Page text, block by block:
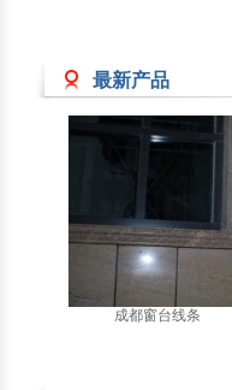
最新产品
成都窗台线条